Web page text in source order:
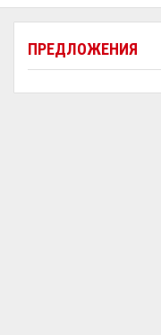
ПРЕДЛОЖЕНИЯ